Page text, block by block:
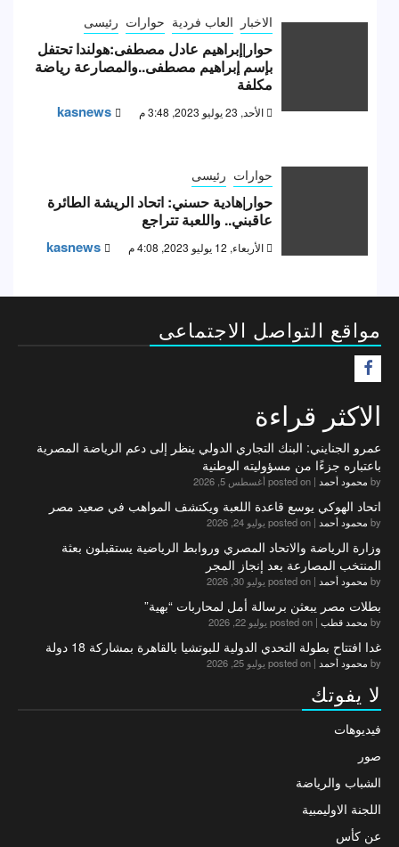
الاخبار العاب فردية حوارات رئيسى
حوار|إبراهيم عادل مصطفى:هولندا تحتفل
بإسم إبراهيم مصطفى..والمصارعة رياضة
مكلفة
الأحد, 23 يوليو 2023, 3:48 م kasnews
حوارات رئيسى
حوار|هادية حسني: اتحاد الريشة الطائرة
عاقبني.. واللعبة تتراجع
الأربعاء, 12 يوليو 2023, 4:08 م kasnews
مواقع التواصل الاجتماعى
الاكثر قراءة
عمرو الجنايني: البنك التجاري الدولي ينظر إلى دعم الرياضة المصرية
باعتباره جزءًا من مسؤوليته الوطنية
by محمود أحمد | posted on أغسطس 5, 2026
اتحاد الهوكي يوسع قاعدة اللعبة ويكتشف المواهب في صعيد مصر
by محمود أحمد | posted on يوليو 24, 2026
وزارة الرياضة والاتحاد المصري وروابط الرياضية يستقبلون بعثة
المنتخب المصارعة بعد إنجاز المجر
by محمود أحمد | posted on يوليو 30, 2026
بطلات مصر يبعثن برسالة أمل لمحاربات “بهية”
by محمد قطب | posted on يوليو 22, 2026
غدا افتتاح بطولة التحدي الدولية للبوتشيا بالقاهرة بمشاركة 18 دولة
by محمود أحمد | posted on يوليو 25, 2026
لا يفوتك
فيديوهات
صور
الشباب والرياضة
اللجنة الاوليمبية
عن كأس